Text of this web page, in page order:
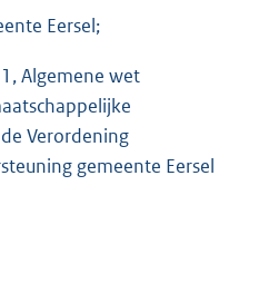
Eersel;
Algemene wet
Verordening
gemeente Eersel